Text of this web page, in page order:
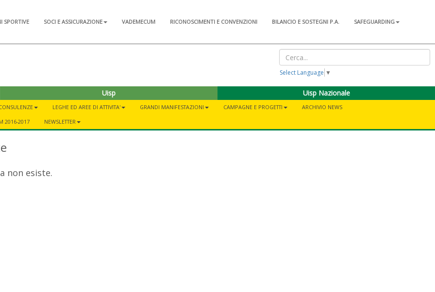
SPORTIVE SOCI E ASSICURAZIONE VADEMECUM RICONOSCIMENTI E CONVENZIONI BILANCIO E SOSTEGNI P.A.
SAFEGUARDING
Select Language ▼
Uisp Uisp Nazionale
LEGHE ED AREE DI ATTIVITA' GRANDI MANIFESTAZIONI CAMPAGNE E PROGETTI
ARCHIVIO NEWS
2016-2017 NEWSLETTER
non esiste.